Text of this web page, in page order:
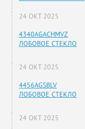
24 ОКТ 2025
4340AGACHMVZ
ЛОБОВОЕ СТЕКЛО
24 ОКТ 2025
4456AGSBLV
ЛОБОВОЕ СТЕКЛО
24 ОКТ 2025